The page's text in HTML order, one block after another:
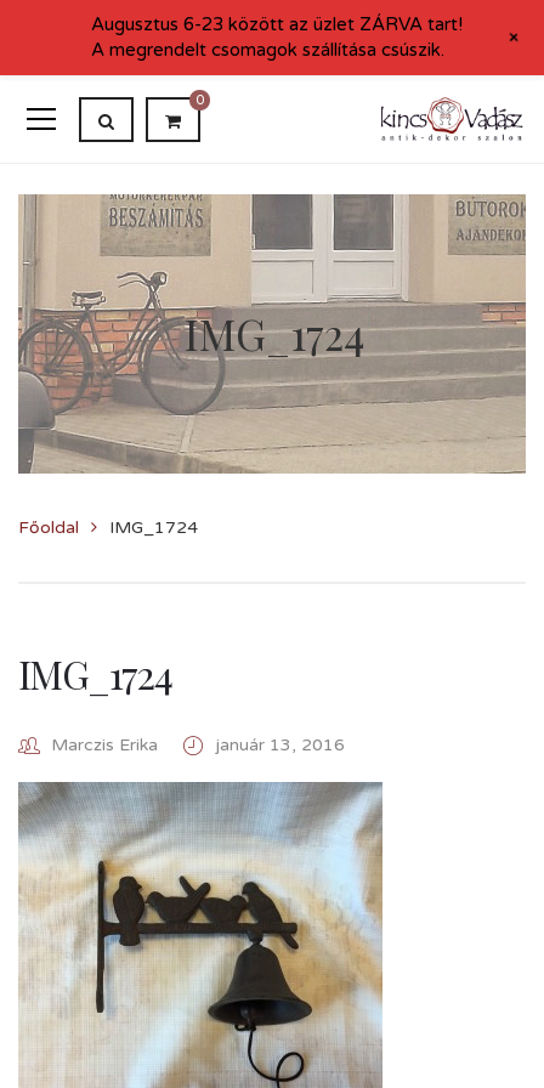
0
IMG_1724
Főoldal IMG_1724
IMG_1724
Marczis Erika január 13, 2016
Augusztus 6-23 között az üzlet ZÁRVA tart!
A megrendelt csomagok szállítása csúszik.
+